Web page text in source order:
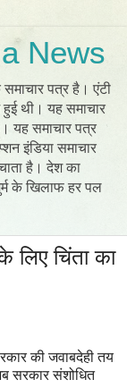
News
समाचार पत्र है। एंटी
हुई थी। यह समाचार
यह समाचार पत्र
इंडिया समाचार
है। देश का
के खिलाफ हर पल
चिंता का
की जवाबदेही तय
सरकार संशोधित